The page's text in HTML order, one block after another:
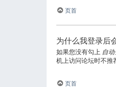
页首
为什么我登录后
如果您没有勾上 自
机上访问论坛时不推
页首